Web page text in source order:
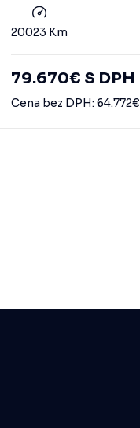
20023 Km
79.670€ S DPH
Cena bez DPH: 64.772€